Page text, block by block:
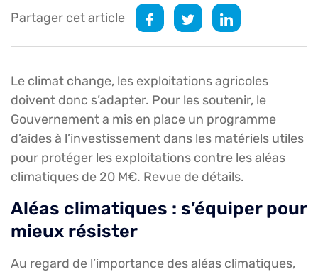
Partager cet article
Le climat change, les exploitations agricoles
doivent donc s’adapter. Pour les soutenir, le
Gouvernement a mis en place un programme
d’aides à l’investissement dans les matériels utiles
pour protéger les exploitations contre les aléas
climatiques de 20 M€. Revue de détails.
Aléas climatiques : s’équiper pour
mieux résister
Au regard de l’importance des aléas climatiques,